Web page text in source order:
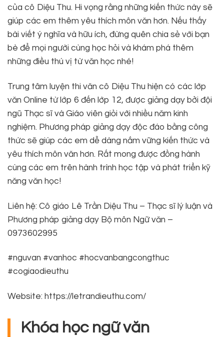
của cô Diệu Thu. Hi vọng rằng những kiến thức này sẽ
giúp các em thêm yêu thích môn văn hơn. Nếu thấy
bài viết ý nghĩa và hữu ích, đừng quên chia sẻ với bạn
bè để mọi người cùng học hỏi và khám phá thêm
những điều thú vị từ văn học nhé!
Trung tâm luyện thi văn cô Diệu Thu hiện có các lớp
văn Online từ lớp 6 đến lớp 12, được giảng dạy bởi đội
ngũ Thạc sĩ và Giáo viên giỏi với nhiều năm kinh
nghiệm. Phương pháp giảng dạy độc đáo bằng công
thức sẽ giúp các em dễ dàng nắm vững kiến thức và
yêu thích môn văn hơn. Rất mong được đồng hành
cùng các em trên hành trình học tập và phát triển kỹ
năng văn học!
Liên hệ: Cô giáo Lê Trần Diệu Thu – Thạc sĩ lý luận và
Phương pháp giảng dạy Bộ môn Ngữ văn –
0973602995
#nguvan #vanhoc #hocvanbangcongthuc
#cogiaodieuthu
Website: https://letrandieuthu.com/
Khóa học ngữ văn